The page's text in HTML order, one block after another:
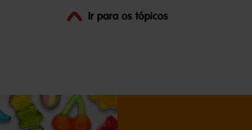
Ir para os tópicos